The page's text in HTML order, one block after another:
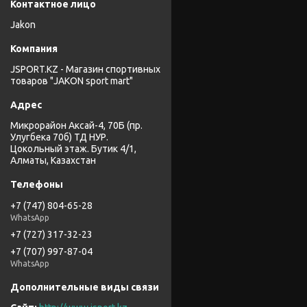
Jakon
JSPORT.KZ - Магазин спортивных
товаров "JAKON sport mart"
Микрорайон Аксай-4, 70Б (пр.
Улугбека 70б) ТД НУР.
Цокольный этаж. Бутик 4/1,
Алматы, Казахстан
+7 (747) 804-65-28
WhatsApp
+7 (727) 317-32-23
+7 (707) 997-87-04
WhatsApp